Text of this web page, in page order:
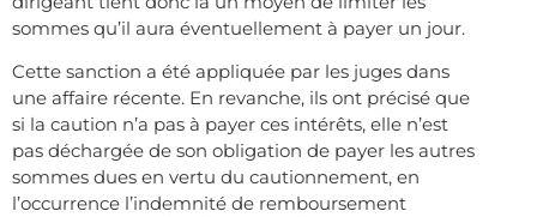
sommes qu’il aura éventuellement à payer un jour.
Cette sanction a été appliquée par les juges dans
une affaire récente. En revanche, ils ont précisé que
si la caution n’a pas à payer ces intérêts, elle n’est
pas déchargée de son obligation de payer les autres
sommes dues en vertu du cautionnement, en
l’occurrence l’indemnité de remboursement